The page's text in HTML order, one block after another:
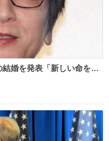
結婚を発表「新しい命を授
lite/article_d…
ておりました方と入籍い
として、努力し精進して